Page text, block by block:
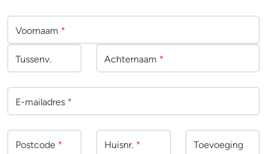
Voornaam *
Tussenv. Achternaam *
E-mailadres *
Postcode * Huisnr. * Toevoeging